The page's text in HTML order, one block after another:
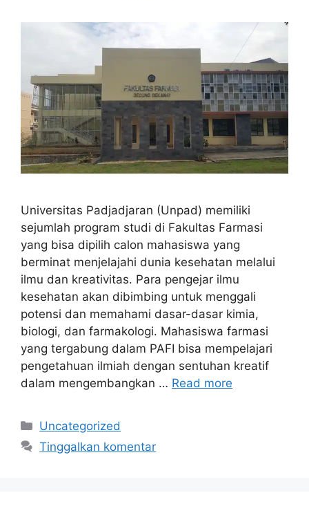
Universitas Padjadjaran (Unpad) memiliki
sejumlah program studi di Fakultas Farmasi
yang bisa dipilih calon mahasiswa yang
berminat menjelajahi dunia kesehatan melalui
ilmu dan kreativitas. Para pengejar ilmu
kesehatan akan dibimbing untuk menggali
potensi dan memahami dasar-dasar kimia,
biologi, dan farmakologi. Mahasiswa farmasi
yang tergabung dalam PAFI bisa mempelajari
pengetahuan ilmiah dengan sentuhan kreatif
dalam mengembangkan … Read more
Kategori
Uncategorized
Tinggalkan komentar